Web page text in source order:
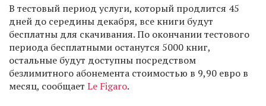
В тестовый период услуги, который продлится 45
дней до середины декабря, все книги будут
бесплатны для скачивания. По окончании тестового
периода бесплатными останутся 5000 книг,
остальные будут доступны посредством
безлимитного абонемента стоимостью в 9,90 евро в
месяц, сообщает Le Figaro.